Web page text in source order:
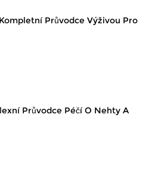
Průvodce Výživou Pro
Průvodce Péčí O Nehty A